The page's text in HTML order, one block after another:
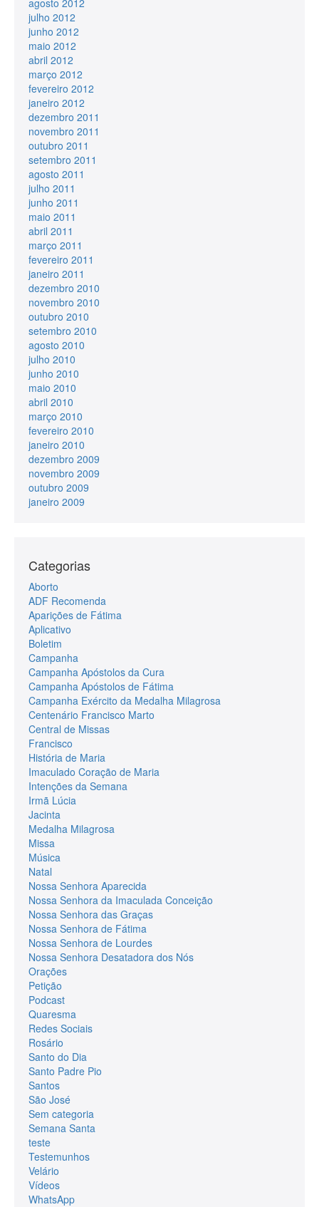
julho 2012
junho 2012
maio 2012
abril 2012
março 2012
fevereiro 2012
janeiro 2012
dezembro 2011
novembro 2011
outubro 2011
setembro 2011
agosto 2011
julho 2011
junho 2011
maio 2011
abril 2011
março 2011
fevereiro 2011
janeiro 2011
dezembro 2010
novembro 2010
outubro 2010
setembro 2010
agosto 2010
julho 2010
junho 2010
maio 2010
abril 2010
março 2010
fevereiro 2010
janeiro 2010
dezembro 2009
novembro 2009
outubro 2009
janeiro 2009
Categorias
Aborto
ADF Recomenda
Aparições de Fátima
Aplicativo
Boletim
Campanha
Campanha Apóstolos da Cura
Campanha Apóstolos de Fátima
Campanha Exército da Medalha Milagrosa
Centenário Francisco Marto
Central de Missas
Francisco
História de Maria
Imaculado Coração de Maria
Intenções da Semana
Irmã Lúcia
Jacinta
Medalha Milagrosa
Missa
Música
Natal
Nossa Senhora Aparecida
Nossa Senhora da Imaculada Conceição
Nossa Senhora das Graças
Nossa Senhora de Fátima
Nossa Senhora de Lourdes
Nossa Senhora Desatadora dos Nós
Orações
Petição
Podcast
Quaresma
Redes Sociais
Rosário
Santo do Dia
Santo Padre Pio
Santos
São José
Sem categoria
Semana Santa
teste
Testemunhos
Velário
Vídeos
WhatsApp